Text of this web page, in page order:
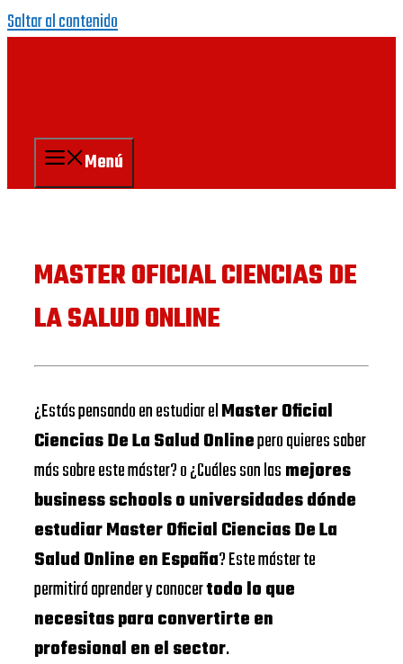
Saltar al contenido
Menú
MASTER OFICIAL CIENCIAS DE
LA SALUD ONLINE
¿Estás pensando en estudiar elMaster Oficial
Ciencias De La Salud Onlinepero quieres saber
más sobre este máster? o ¿Cuáles son lasmejores
business schools o universidades dónde
estudiar Master Oficial Ciencias De La
Salud Online en España? Este máster te
permitirá aprender y conocertodo lo que
necesitas para convertirte en
profesional en el sector.